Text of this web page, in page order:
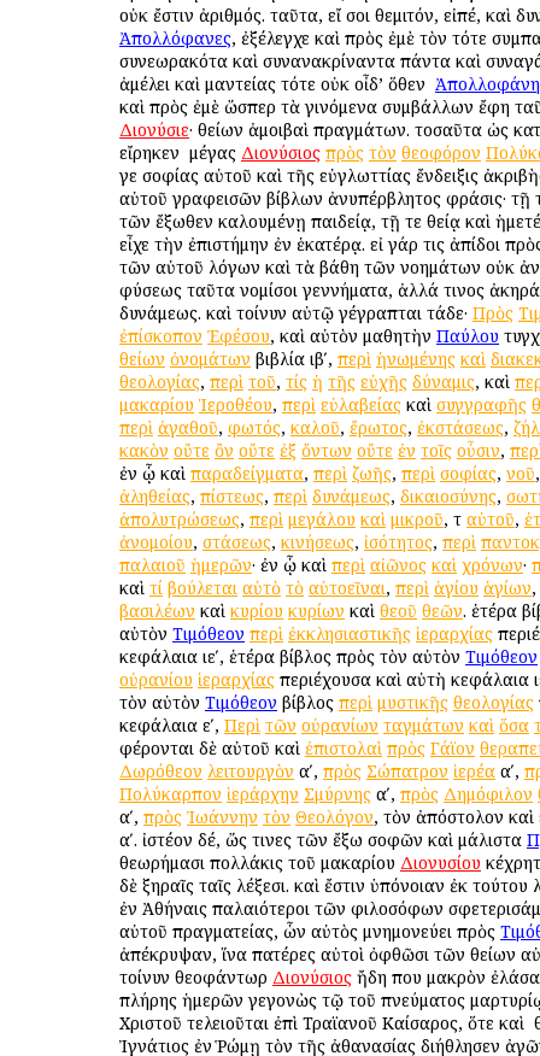
οὐκ ἔστιν ἀριθμός. ταῦτα, εἴ σοι θεμιτόν, εἰπέ, καὶ
Ἀπολλόφανες, ἐξέλεγχε καὶ πρὸς ἐμὲ τὸν τότε
συνεωρακότα καὶ συνανακρίναντα πάντα καὶ
ἀμέλει καὶ μαντείας τότε οὐκ οἶδ’ ὅθεν ὁ
καὶ πρὸς ἐμὲ ὥσπερ τὰ γινόμενα συμβάλλων ἔφη
Διονύσιε· θείων ἀμοιβαὶ πραγμάτων. τοσαῦτα ὡς
εἴρηκεν ὁ μέγας Διονύσιος πρὸς τὸν θεοφόρον
γε σοφίας αὐτοῦ καὶ τῆς εὐγλωττίας ἔνδειξις
αὐτοῦ γραφεισῶν βίβλων ἀνυπέρβλητος φράσις· τῇ
τῶν ἔξωθεν καλουμένῃ παιδείᾳ, τῇ τε θείᾳ καὶ
εἶχε τὴν ἐπιστήμην ἐν ἑκατέρᾳ. εἰ γάρ τις ἀπίδοι
τῶν αὐτοῦ λόγων καὶ τὰ βάθη τῶν νοημάτων οὐκ
φύσεως ταῦτα νομίσοι γεννήματα, ἀλλά τινος
δυνάμεως. καὶ τοίνυν αὐτῷ γέγραπται τάδε· Πρὸς
ἐπίσκοπον Ἐφέσου, καὶ αὐτὸν μαθητὴν Παύλου
θείων ὀνομάτων βιβλία ιβʹ, περὶ ἡνωμένης καὶ
θεολογίας, περὶ τοῦ, τίς ἡ τῆς εὐχῆς δύναμις, καὶ
μακαρίου Ἱεροθέου, περὶ εὐλαβείας καὶ συγγραφῆς
περὶ ἀγαθοῦ, φωτός, καλοῦ, ἔρωτος, ἐκστάσεως,
κακὸν οὔτε ὂν οὔτε ἐξ ὄντων οὔτε ἐν τοῖς οὖσιν,
ἐν ᾧ καὶ παραδείγματα, περὶ ζωῆς, περὶ σοφίας,νοῦ
ἀληθείας, πίστεως, περὶ δυνάμεως, δικαιοσύνης,
ἀπολυτρώσεως, περὶ μεγάλου καὶ μικροῦ, τ αὐτοῦ,
ἀνομοίου, στάσεως, κινήσεως, ἰσότητος, περὶ
παλαιοῦ ἡμερῶν· ἐν ᾧ καὶ περὶ αἰῶνος καὶ χρόνων·
καὶ τί βούλεται αὐτὸ τὸ αὐτοεῖναι, περὶ ἁγίου ἁγίων,
βασιλέων καὶ κυρίου κυρίων καὶ θεοῦ θεῶν. ἑτέρα
αὐτὸν Τιμόθεον περὶ ἐκκλησιαστικῆς ἱεραρχίας
κεφάλαια ιεʹ, ἑτέρα βίβλος πρὸς τὸν αὐτὸν Τιμόθεον
οὐρανίου ἱεραρχίας περιέχουσα καὶ αὐτὴ κεφάλαια
τὸν αὐτὸν Τιμόθεον βίβλος περὶ μυστικῆς θεολογίας
κεφάλαια εʹ, Περὶ τῶν οὐρανίων ταγμάτων καὶ ὅσα
φέρονται δὲ αὐτοῦ καὶ ἐπιστολαὶ πρὸς Γάϊον
Δωρόθεον λειτουργὸν αʹ, πρὸς Σώπατρον ἱερέα αʹ,
Πολύκαρπον ἱεράρχην Σμύρνης αʹ, πρὸς Δημόφιλον
αʹ, πρὸς Ἰωάννην τὸν Θεολόγον, τὸν ἀπόστολον καὶ
αʹ. ἰστέον δέ, ὥς τινες τῶν ἔξω σοφῶν καὶ μάλιστα
θεωρήμασι πολλάκις τοῦ μακαρίου Διονυσίου
δὲ ξηραῖς ταῖς λέξεσι. καὶ ἔστιν ὑπόνοιαν ἐκ τούτου
ἐν Ἀθήναις παλαιότεροι τῶν φιλοσόφων
αὐτοῦ πραγματείας, ὧν αὐτὸς μνημονεύει πρὸς
ἀπέκρυψαν, ἵνα πατέρες αὐτοὶ ὀφθῶσι τῶν θείων
τοίνυν θεοφάντωρ Διονύσιος ἤδη που μακρὸν
πλήρης ἡμερῶν γεγονὼς τῷ τοῦ πνεύματος
Χριστοῦ τελειοῦται ἐπὶ Τραϊανοῦ Καίσαρος, ὅτε καὶ
Ἰγνάτιος ἐν Ῥώμῃ τὸν τῆς ἀθανασίας διήθλησεν